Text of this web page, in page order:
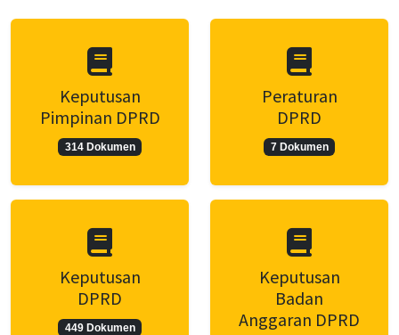
Keputusan
Pimpinan DPRD
314 Dokumen
Peraturan
DPRD
7 Dokumen
Keputusan
DPRD
449 Dokumen
Keputusan
Badan
Anggaran DPRD